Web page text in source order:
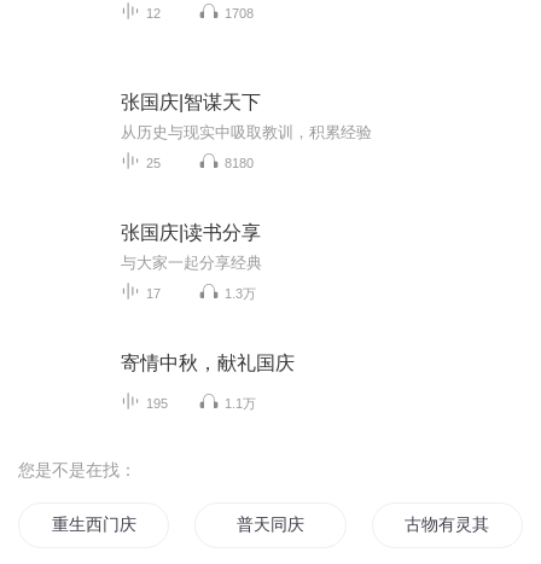
12 1708
张国庆|智谋天下
从历史与现实中吸取教训，积累经验
25 8180
张国庆|读书分享
与大家一起分享经典
17 1.3万
寄情中秋，献礼国庆
195 1.1万
您是不是在找：
重生西门庆 普天同庆 古物有灵其语待宣